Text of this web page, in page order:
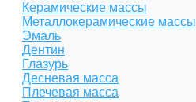
Керамические массы
Металлокерамические массы
Эмаль
Дентин
Глазурь
Десневая масса
Плечевая масса